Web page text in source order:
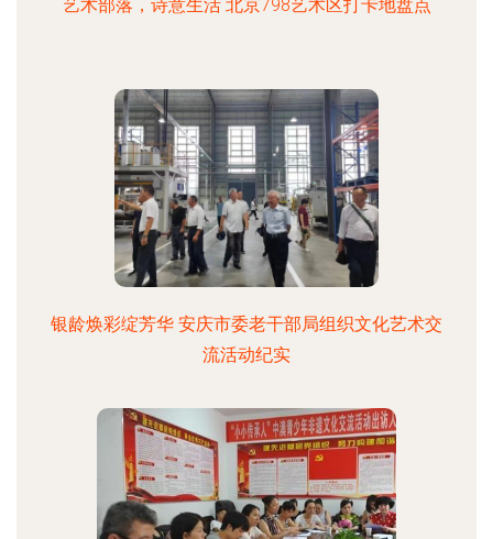
艺术部落，诗意生活 北京798艺术区打卡地盘点
银龄焕彩绽芳华 安庆市委老干部局组织文化艺术交
流活动纪实